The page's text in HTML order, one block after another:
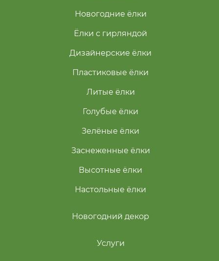
Голубые ёлки
Зелёные ёлки
Заснеженные ёлки
Новогодние ёлки
Ёлки с гирляндой
Дизайнерские ёлки
Пластиковые ёлки
Литые ёлки
Высотные ёлки
Настольные ёлки
Услуги
Новогодний декор